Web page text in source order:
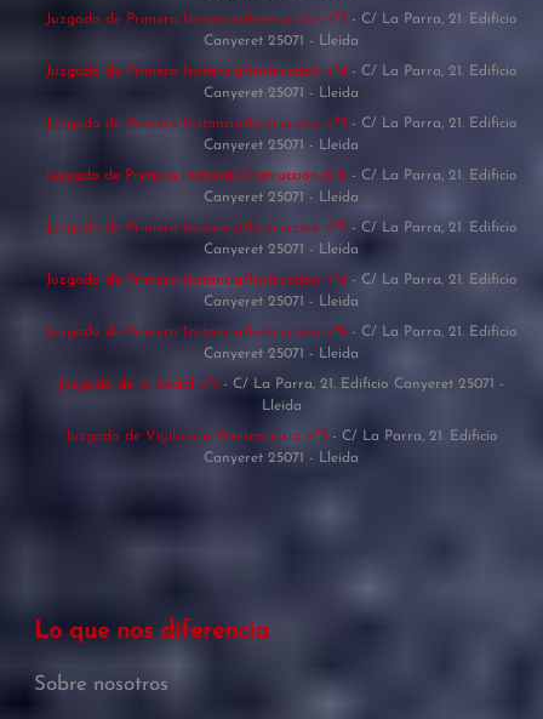
Juzgado de Primera Instancia/Instrucción nº3 - C/ La Parra, 21. Edificio
Canyeret 25071 - Lleida
Juzgado de Primera Instancia/Instrucción nº4 - C/ La Parra, 21. Edificio
Canyeret 25071 - Lleida
Juzgado de Primera Instancia/Instrucción nº5 - C/ La Parra, 21. Edificio
Canyeret 25071 - Lleida
Juzgado de Primera Instancia/Instrucción nº6 - C/ La Parra, 21. Edificio
Canyeret 25071 - Lleida
Juzgado de Primera Instancia/Instrucción nº7 - C/ La Parra, 21. Edificio
Canyeret 25071 - Lleida
Juzgado de Primera Instancia/Instrucción nº8 - C/ La Parra, 21. Edificio
Canyeret 25071 - Lleida
Juzgado de Primera Instancia/Instrucción nº9 - C/ La Parra, 21. Edificio
Canyeret 25071 - Lleida
Juzgado de lo Social nº1 - C/ La Parra, 21. Edificio Canyeret 25071 -
Lleida
Juzgado de Vigilancia Penitenciaria nº3 - C/ La Parra, 21. Edificio
Canyeret 25071 - Lleida
Lo que nos diferencia
Sobre nosotros